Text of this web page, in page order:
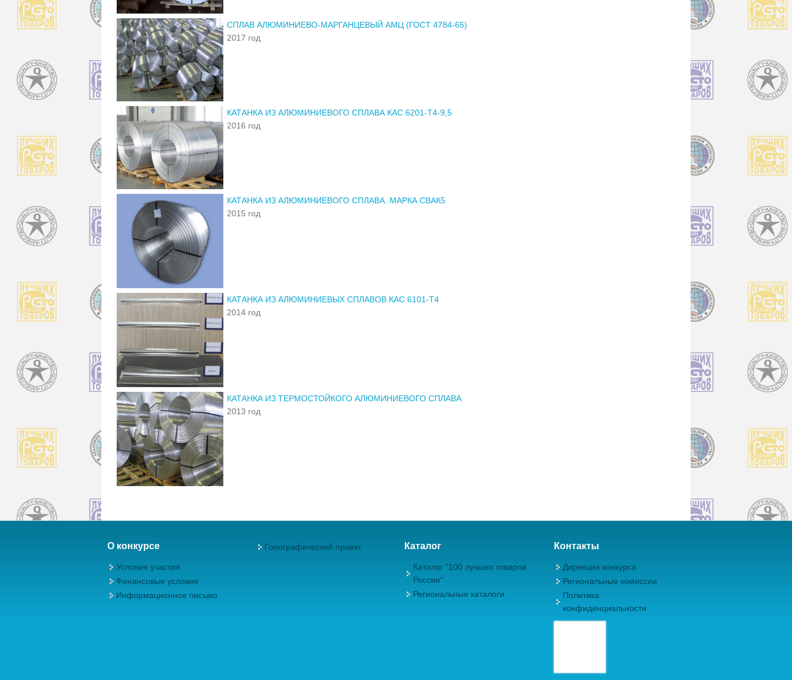
СПЛАВ АЛЮМИНИЕВО-МАРГАНЦЕВЫЙ АМЦ (ГОСТ 4784-65)
2017 год
КАТАНКА ИЗ АЛЮМИНИЕВОГО СПЛАВА КАС 6201-Т4-9,5
2016 год
КАТАНКА ИЗ АЛЮМИНИЕВОГО СПЛАВА. МАРКА СВАК5
2015 год
КАТАНКА ИЗ АЛЮМИНИЕВЫХ СПЛАВОВ КАС 6101-Т4
2014 год
КАТАНКА ИЗ ТЕРМОСТОЙКОГО АЛЮМИНИЕВОГО СПЛАВА
2013 год
О конкурсе
Условия участия
Финансовые условия
Информационное письмо
Голографический проект Каталог
Каталог "100 лучших товаров
России"
Региональные каталоги
Контакты
Дирекция конкурса
Региональные комиссии
Политика
конфиденциальности